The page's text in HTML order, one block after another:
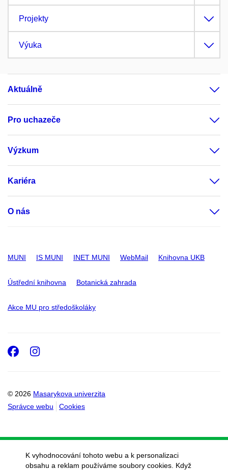
Projekty
Výuka
Aktuálně
Pro uchazeče
Výzkum
Kariéra
O nás
MUNI IS MUNI INET MUNI WebMail Knihovna UKB
Ústřední knihovna Botanická zahrada
Akce MU pro středoškoláky
© 2026 Masarykova univerzita
Správce webu
Cookies
Facebook
Instagram
K vyhodnocování tohoto webu a k personalizaci
obsahu a reklam používáme soubory cookies. Když